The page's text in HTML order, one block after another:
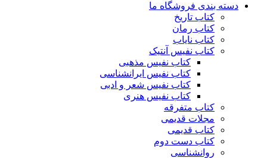
دسته بندی فروشگاه ما
کتاب تاریخ
کتاب رمان
کتاب نایاب
کتاب نفیس آنتیک
کتاب نفیس مذهبی
کتاب نفیس ایرانشناسی
کتاب نفیس شعر و ادبی
کتاب نفیس هنری
کتاب متفرقه
مجلات قدیمی
کتاب قدیمی
کتاب دست دوم
روانشناسی